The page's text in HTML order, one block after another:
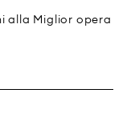
alla Miglior opera